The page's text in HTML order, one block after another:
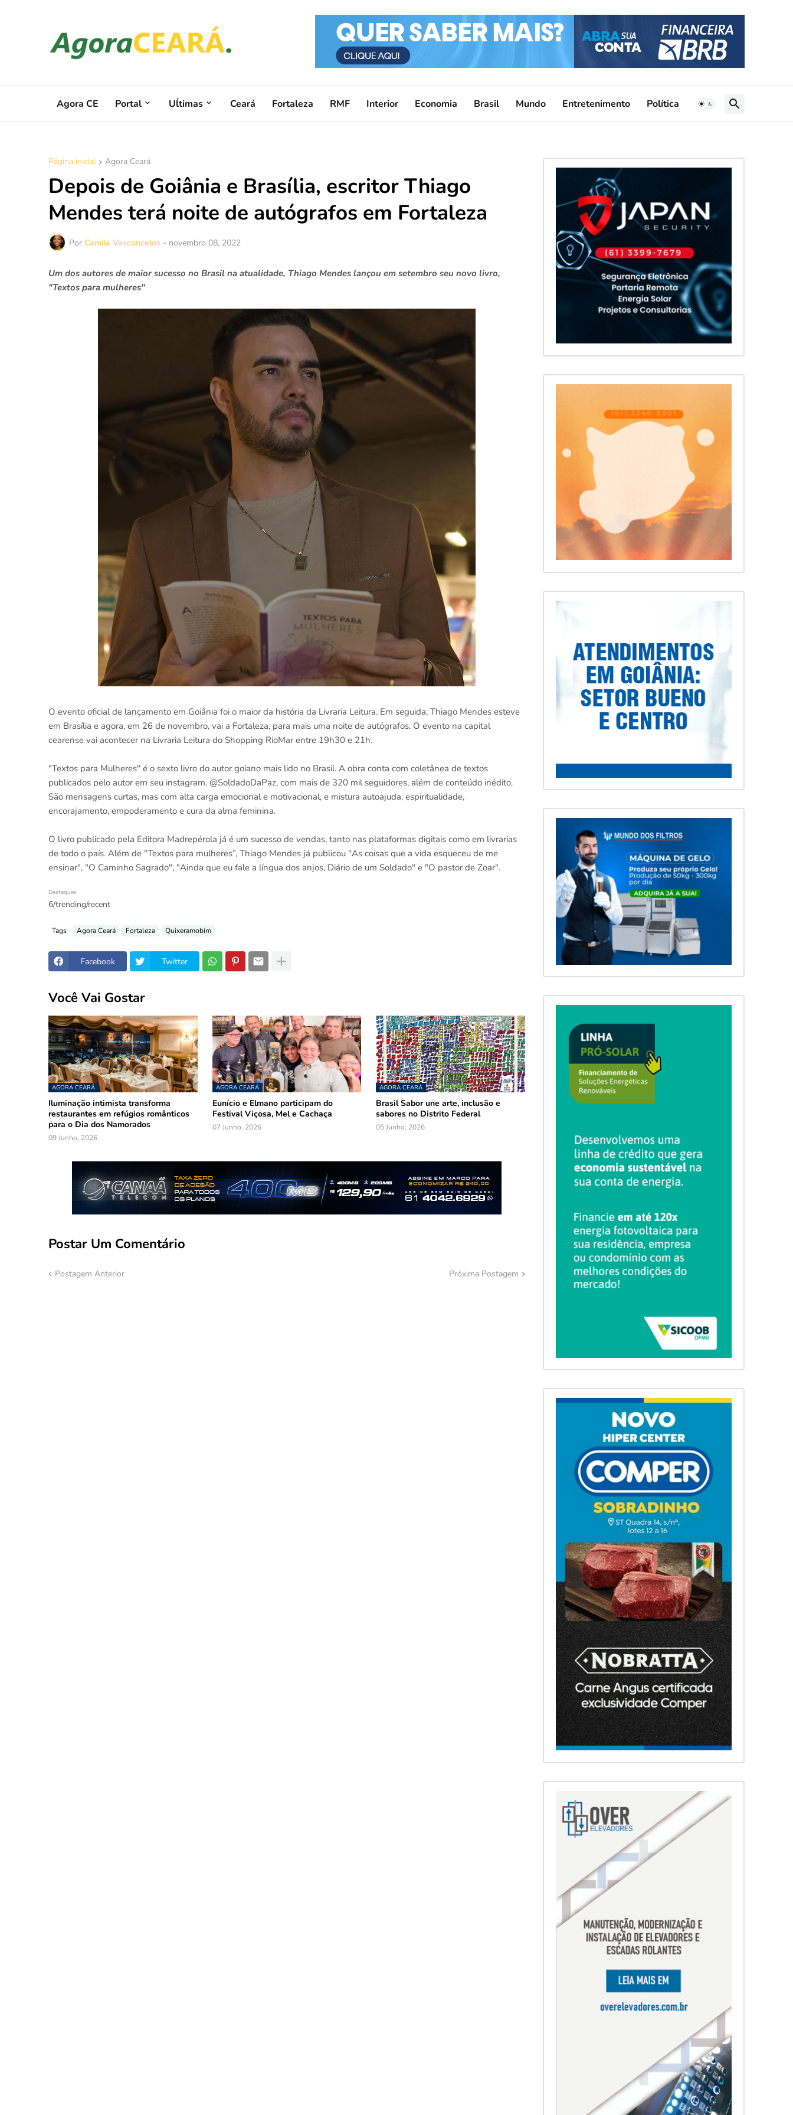
Agora CE Portal Uĺtimas Ceará Fortaleza RMF Interior Economia Brasil Mundo Entretenimento Política
Página inicial Agora Ceará
Depois de Goiânia e Brasília, escritor Thiago
Mendes terá noite de autógrafos em Fortaleza
Por Camila Vasconcelos - novembro 08, 2022
Um dos autores de maior sucesso no Brasil na atualidade, Thiago Mendes lançou em setembro seu novo livro,
"Textos para mulheres"
O evento oficial de lançamento em Goiânia foi o maior da história da Livraria Leitura. Em seguida, Thiago Mendes esteve
em Brasília e agora, em 26 de novembro, vai a Fortaleza, para mais uma noite de autógrafos. O evento na capital
cearense vai acontecer na Livraria Leitura do Shopping RioMar entre 19h30 e 21h.
"Textos para Mulheres" é o sexto livro do autor goiano mais lido no Brasil. A obra conta com coletânea de textos
publicados pelo autor em seu instagram, @SoldadoDaPaz, com mais de 320 mil seguidores, além de conteúdo inédito.
São mensagens curtas, mas com alta carga emocional e motivacional, e mistura autoajuda, espiritualidade,
encorajamento, empoderamento e cura da alma feminina.
O livro publicado pela Editora Madrepérola já é um sucesso de vendas, tanto nas plataformas digitais como em livrarias
de todo o país. Além de "Textos para mulheres”, Thiago Mendes já publicou "As coisas que a vida esqueceu de me
ensinar", "O Caminho Sagrado", "Ainda que eu fale a língua dos anjos, Diário de um Soldado" e "O pastor de Zoar".
Destaques
6/trending/recent
Tags Agora Ceará Fortaleza Quixeramobim
Facebook Twitter
Você Vai Gostar
AGORA CEARÁ
Iluminação intimista transforma
restaurantes em refúgios românticos
para o Dia dos Namorados
09 Junho, 2026
AGORA CEARÁ
Eunício e Elmano participam do
Festival Viçosa, Mel e Cachaça
07 Junho, 2026
AGORA CEARÁ
Brasil Sabor une arte, inclusão e
sabores no Distrito Federal
05 Junho, 2026
Postar Um Comentário
Postagem Anterior Próxima Postagem